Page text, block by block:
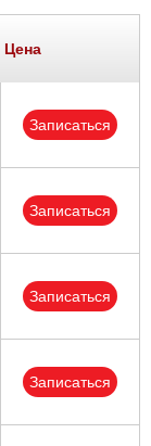
Цена
Записаться
Записаться
Записаться
Записаться